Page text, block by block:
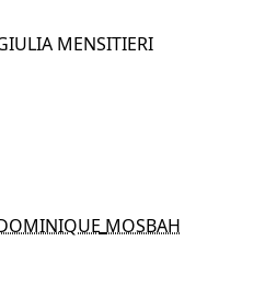
MENSITIERI
MOSBAH